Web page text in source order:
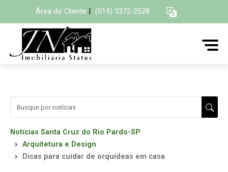
Área do Cliente (014) 3372-2528
Notícias Santa Cruz do Rio Pardo-SP
Arquitetura e Design
Dicas para cuidar de orquídeas em casa